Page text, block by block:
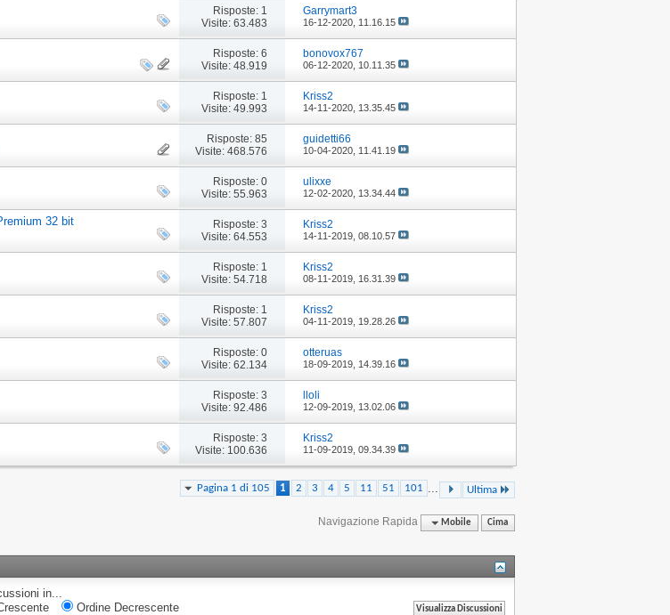
Risposte: 1
Visite: 63.483
Garrymart3
16-12-2020, 11.16.15
Risposte: 6
Visite: 48.919
bonovox767
06-12-2020, 10.11.35
Risposte: 1
Visite: 49.993
Kriss2
14-11-2020, 13.35.45
Risposte: 85
Visite: 468.576
guidetti66
10-04-2020, 11.41.19
Risposte: 0
Visite: 55.963
ulixxe
12-02-2020, 13.34.44
32 bit
Risposte: 3
Visite: 64.553
Kriss2
14-11-2019, 08.10.57
Risposte: 1
Visite: 54.718
Kriss2
08-11-2019, 16.31.39
Risposte: 1
Visite: 57.807
Kriss2
04-11-2019, 19.28.26
Risposte: 0
Visite: 62.134
otteruas
18-09-2019, 14.39.16
Risposte: 3
Visite: 92.486
lloli
12-09-2019, 13.02.06
Risposte: 3
Visite: 100.636
Kriss2
11-09-2019, 09.34.39
Pagina 1 di 105 1 2 3 4 5 11 51 101 Ultima
Navigazione Rapida Mobile Cima
in...
Ordine Decrescente